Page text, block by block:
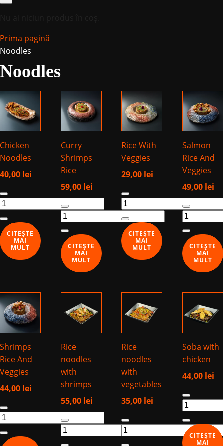
Prima pagină
Noodles
Noodles
Chicken
Noodles
40,00 lei
Cantitate
Chicken
Noodles
CITEȘTE
MAI
MULT
Curry
Shrimps
Rice
59,00 lei
Cantitate
Curry
Shrimps
Rice
CITEȘTE
MAI
MULT
Rice With
Veggies
29,00 lei
Cantitate
Rice
With
Veggies
CITEȘTE
MAI
MULT
Salmon
Rice And
Veggies
49,00 lei
Cantitate
Salmon
Rice
And
Veggies
CITEȘTE
MAI
MULT
Shrimps
Rice And
Veggies
44,00 lei
Cantitate
Shrimps
Rice
And
Rice
noodles
with
shrimps
55,00 lei
Cantitate
Rice
noodles
Rice
noodles
with
vegetables
35,00 lei
Cantitate
Rice
noodles
Soba with
chicken
44,00 lei
Cantitate
Soba
with
chicken
CITEȘTE
MAI